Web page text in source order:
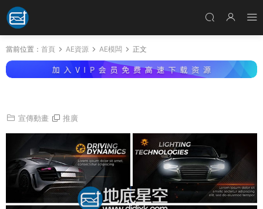
當前位置： 首頁 AE資源 AE模闆 正文
宣傳動畫 推廣